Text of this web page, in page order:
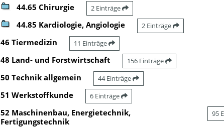
44.65 Chirurgie 2 Einträge
44.85 Kardiologie, Angiologie 2 Einträge
46 Tiermedizin 11 Einträge
48 Land- und Forstwirtschaft 156 Einträge
50 Technik allgemein 44 Einträge
51 Werkstoffkunde 6 Einträge
52 Maschinenbau, Energietechnik,
Fertigungstechnik
95